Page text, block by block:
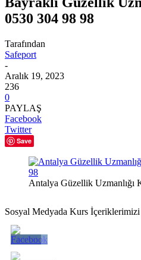
0530 304 98 98
Tarafından
Safeport
-
Aralık 19, 2023
236
0
PAYLAŞ
Facebook
Twitter
Save
Antalya Güzellik Uzmanlığı
Sosyal Medyada Kurs